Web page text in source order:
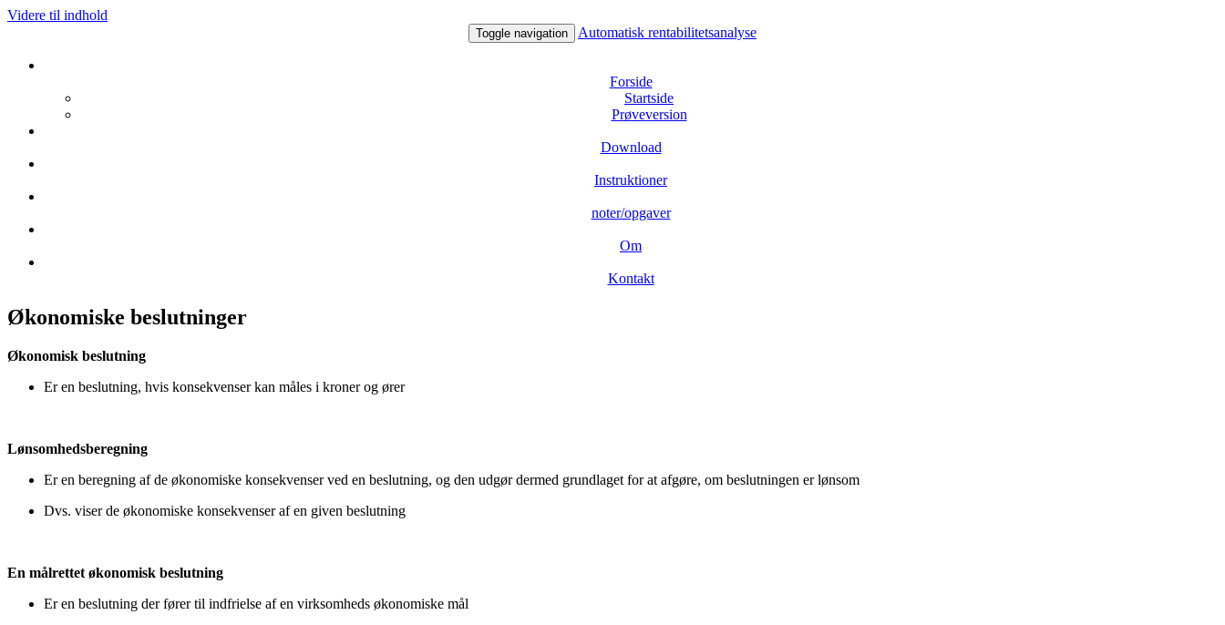
Videre til indhold
Toggle navigation Automatisk rentabilitetsanalyse
Forside
Startside
Prøveversion
Download
Instruktioner
noter/opgaver
Om
Kontakt
Økonomiske beslutninger
Økonomisk beslutning
Er en beslutning, hvis konsekvenser kan måles i kroner og ører
Lønsomhedsberegning
Er en beregning af de økonomiske konsekvenser ved en beslutning, og den udgør dermed grundlaget for at afgøre, om beslutningen er lønsom
Dvs. viser de økonomiske konsekvenser af en given beslutning
En målrettet økonomisk beslutning
Er en beslutning der fører til indfrielse af en virksomheds økonomiske mål